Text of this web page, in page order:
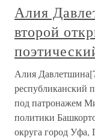
Алия
второй
Алия
республиканский
под патронажем
политики
округа город Уфа,